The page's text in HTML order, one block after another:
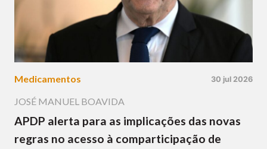
Medicamentos 30 jul 2026
JOSÉ MANUEL BOAVIDA
APDP alerta para as implicações das novas
regras no acesso à comparticipação de